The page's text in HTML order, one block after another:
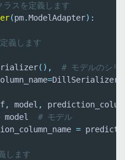
スを定義します
(pm.ModelAdapter) :
義します
( ) ,
# モデルのシリア
=DillSerializer
, model ,
model # モデル
=
します